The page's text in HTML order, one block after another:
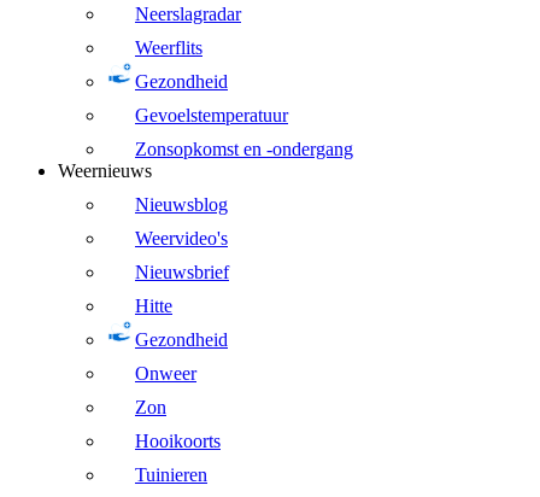
Neerslagradar
Weerflits
Gezondheid
Gevoelstemperatuur
Zonsopkomst en -ondergang
Weernieuws
Nieuwsblog
Weervideo's
Nieuwsbrief
Hitte
Gezondheid
Onweer
Zon
Hooikoorts
Tuinieren